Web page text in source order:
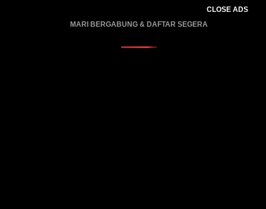
CLOSE ADS
MARI BERGABUNG & DAFTAR SEGERA